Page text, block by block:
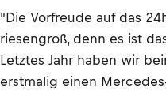
"Die Vorfreude auf das
riesengroß, denn es ist
Letztes Jahr haben wir
erstmalig einen